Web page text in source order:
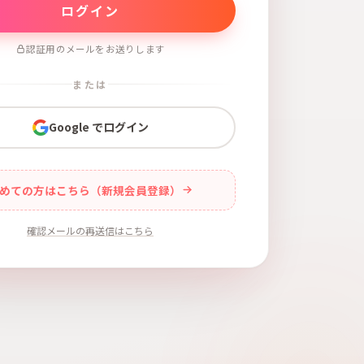
認証用のメールをお送りします
または
Google でログイン
ての方はこちら（新規会員登録）
確認メールの再送信はこちら